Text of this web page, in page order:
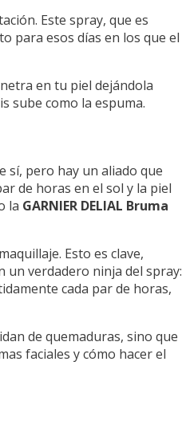
Este spray, que es
para esos días en los que el
en tu piel dejándola
sube como la espuma.
sí, pero hay un aliado que
de horas en el sol y la piel
la GARNIER DELIAL Bruma
Esto es clave,
un verdadero ninja del spray:
cada par de horas,
de quemaduras, sino que
faciales y cómo hacer el